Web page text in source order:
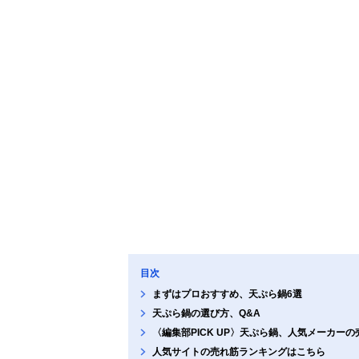
目次
まずはプロおすすめ、天ぷら鍋6選
天ぷら鍋の選び方、Q&A
〈編集部PICK UP〉天ぷら鍋、人気メーカーの
人気サイトの売れ筋ランキングはこちら